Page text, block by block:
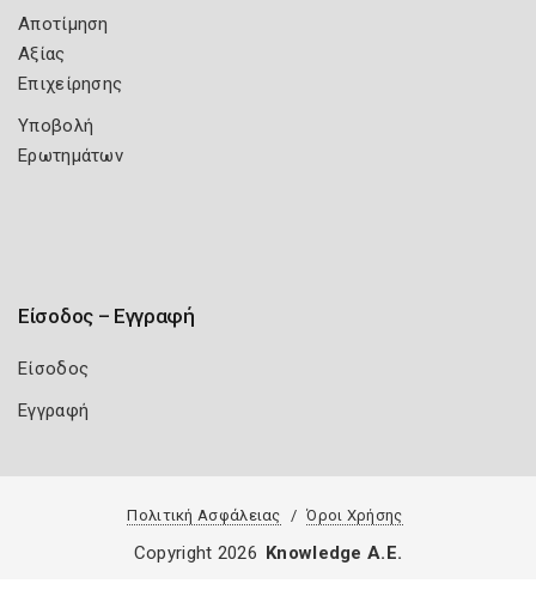
Αποτίμηση
Αξίας
Επιχείρησης
Υποβολή
Ερωτημάτων
Είσοδος – Εγγραφή
Είσοδος
Εγγραφή
Πολιτική Ασφάλειας Όροι Χρήσης
Copyright 2026 Knowledge A.E.